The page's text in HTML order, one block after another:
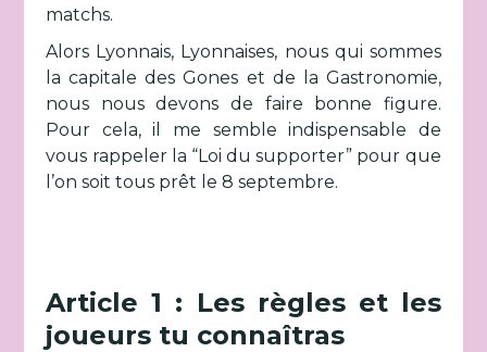
matchs.
Alors Lyonnais, Lyonnaises, nous qui sommes
la capitale des Gones et de la Gastronomie,
nous nous devons de faire bonne figure.
Pour cela, il me semble indispensable de
vous rappeler la “Loi du supporter” pour que
l’on soit tous prêt le 8 septembre.
Article 1 : Les règles et les
joueurs tu connaîtras